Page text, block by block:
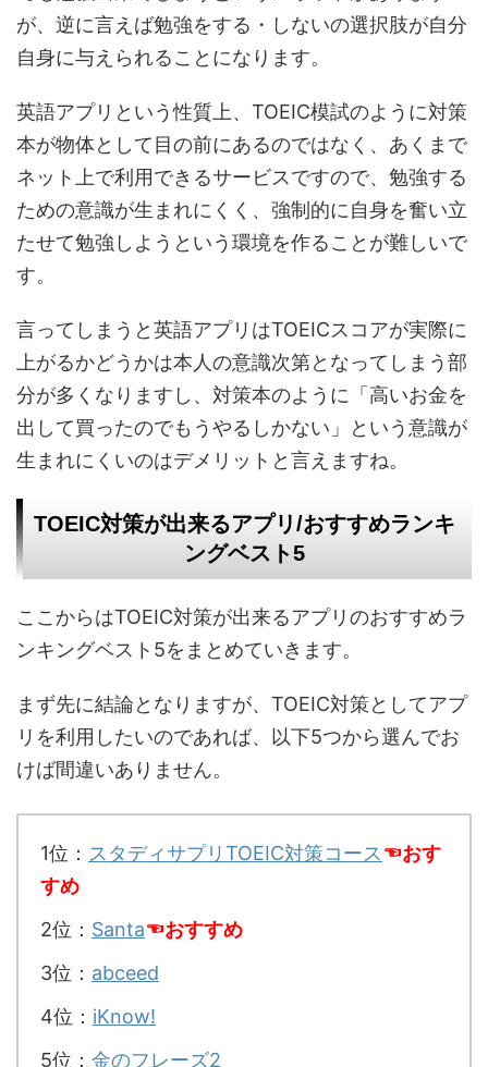
が、逆に言えば勉強をする・しないの選択肢が自分
自身に与えられることになります。
英語アプリという性質上、TOEIC模試のように対策
本が物体として目の前にあるのではなく、あくまで
ネット上で利用できるサービスですので、勉強する
ための意識が生まれにくく、強制的に自身を奮い立
たせて勉強しようという環境を作ることが難しいで
す。
言ってしまうと英語アプリはTOEICスコアが実際に
上がるかどうかは本人の意識次第となってしまう部
分が多くなりますし、対策本のように「高いお金を
出して買ったのでもうやるしかない」という意識が
生まれにくいのはデメリットと言えますね。
TOEIC対策が出来るアプリ/おすすめランキ
ングベスト5
ここからはTOEIC対策が出来るアプリのおすすめラ
ンキングベスト5をまとめていきます。
まず先に結論となりますが、TOEIC対策としてアプ
リを利用したいのであれば、以下5つから選んでお
けば間違いありません。
1位： スタディサプリTOEIC対策コース☜おす
すめ
2位： Santa☜おすすめ
3位： abceed
4位： iKnow!
5位： 金のフレーズ2